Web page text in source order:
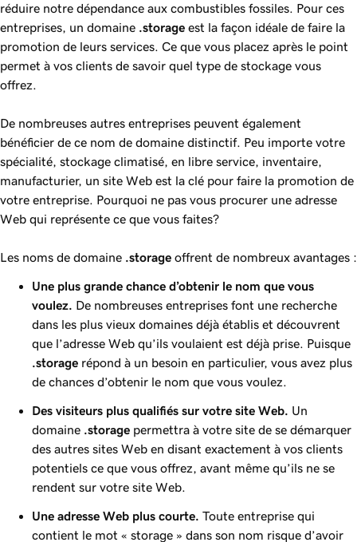
réduire notre dépendance aux combustibles fossiles. Pour ces
entreprises, un domaine .storage est la façon idéale de faire la
promotion de leurs services. Ce que vous placez après le point
permet à vos clients de savoir quel type de stockage vous
offrez.
De nombreuses autres entreprises peuvent également
bénéficier de ce nom de domaine distinctif. Peu importe votre
spécialité, stockage climatisé, en libre service, inventaire,
manufacturier, un site Web est la clé pour faire la promotion de
votre entreprise. Pourquoi ne pas vous procurer une adresse
Web qui représente ce que vous faites?
Les noms de domaine .storage offrent de nombreux avantages :
Une plus grande chance d’obtenir le nom que vous
voulez. De nombreuses entreprises font une recherche
dans les plus vieux domaines déjà établis et découvrent
que l’adresse Web qu’ils voulaient est déjà prise. Puisque
.storage répond à un besoin en particulier, vous avez plus
de chances d’obtenir le nom que vous voulez.
Des visiteurs plus qualifiés sur votre site Web. Un
domaine .storage permettra à votre site de se démarquer
des autres sites Web en disant exactement à vos clients
potentiels ce que vous offrez, avant même qu’ils ne se
rendent sur votre site Web.
Une adresse Web plus courte. Toute entreprise qui
contient le mot « storage » dans son nom risque d’avoir